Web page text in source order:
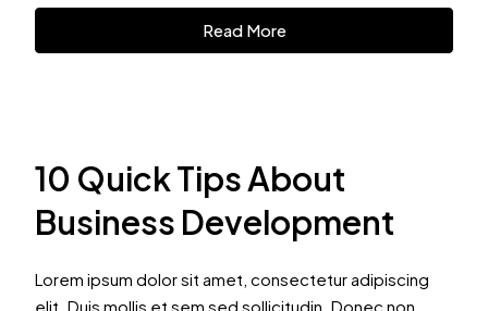
Read More
10 Quick Tips About
Business Development
Lorem ipsum dolor sit amet, consectetur adipiscing
elit. Duis mollis et sem sed sollicitudin. Donec non